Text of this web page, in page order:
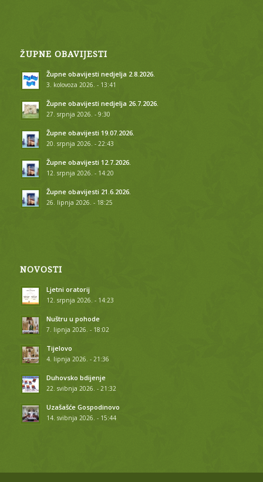
ŽUPNE OBAVIJESTI
Župne obavijesti nedjelja 2.8.2026.
3. kolovoza 2026. - 13:41
Župne obavijesti nedjelja 26.7.2026.
27. srpnja 2026. - 9:30
Župne obavijesti 19.07.2026.
20. srpnja 2026. - 22:43
Župne obavijesti 12.7.2026.
12. srpnja 2026. - 14:20
Župne obavijesti 21.6.2026.
26. lipnja 2026. - 18:25
NOVOSTI
Ljetni oratorij
12. srpnja 2026. - 14:23
Nuštru u pohode
7. lipnja 2026. - 18:02
Tijelovo
4. lipnja 2026. - 21:36
Duhovsko bdijenje
22. svibnja 2026. - 21:32
Uzašašće Gospodinovo
14. svibnja 2026. - 15:44